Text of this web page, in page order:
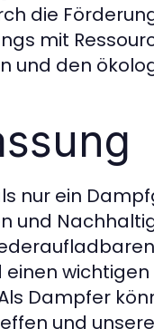
die
mit
und den
nur ein
und
Dampfer
und